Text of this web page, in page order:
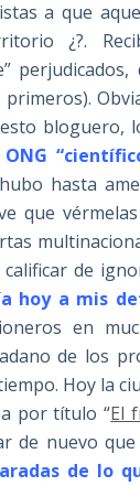
a que
¿?.
bloguero,
hasta
que
de
hoy a mis
en
de los
Hoy la
por título “El
de nuevo
de lo